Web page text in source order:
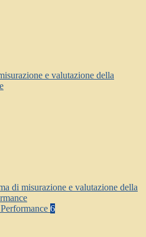
e valutazione della
di misurazione e valutazione della
6